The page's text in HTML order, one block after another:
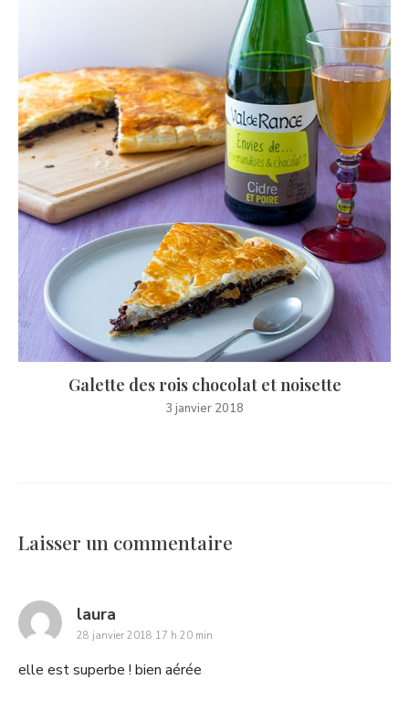
Galette des rois chocolat et noisette
3 janvier 2018
Laisser un commentaire
laura
28 janvier 2018 17 h 20 min
elle est superbe ! bien aérée